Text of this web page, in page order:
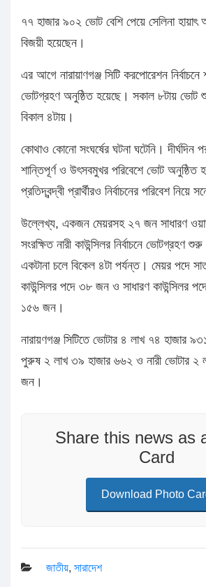
৭৭ হাজার ৯০২ ভোট বেশি পেয়ে সেলিনা হায়াৎ
বিজয়ী হয়েছেন।
এর আগে নারায়াণগঞ্জ সিটি করপোরেশন নির্বাচনে
ভোটগ্রহণ অনুষ্ঠিত হয়েছে। সকাল ৮টায় ভোট
বিকাল ৪টায়।
কোথাও কোনো সংঘর্ষের ঘটনা ঘটেনি।
শান্তিপূর্ণ ও উৎসবমুখর পরিবেশে ভোট
প্রতিদ্বন্দ্বী প্রার্থীরও নির্বাচনের পরিবেশ
উল্লেখ্য, একজন মেয়রসহ ২৭ জন সাধারণ
সংরক্ষিত নারী কাউন্সিলর নির্বাচনে ভোটগ্রহণ
একটানা চলে বিকেল ৪টা পর্যন্ত। মেয়র পদে
কাউন্সিলর পদে ৩৮ জন ও সাধারণ কাউন্সিলর
১৫৬ জন।
নারায়ণগঞ্জ সিটিতে ভোটার ৪ লাখ ৭৪ হাজার
পুরুষ ২ লাখ ৩৯ হাজার ৬৬২ ও নারী ভোটার ২
জন।
Share this news as
Card
Download Photo
জাতীয়, সারাদেশ